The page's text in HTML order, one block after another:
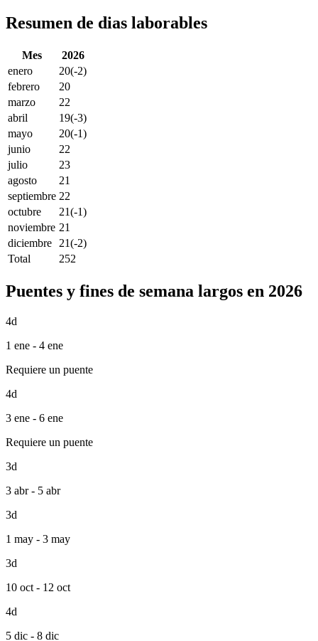
Resumen de dias laborables
Mes
2026
enero
20(-2)
febrero
20
marzo
22
abril
19(-3)
mayo
20(-1)
junio
22
julio
23
agosto
21
septiembre 22
octubre
21(-1)
noviembre 21
diciembre
21(-2)
Total
252
Puentes y fines de semana largos en 2026
4d
1 ene - 4 ene
Requiere un puente
4d
3 ene - 6 ene
Requiere un puente
3d
3 abr - 5 abr
3d
1 may - 3 may
3d
10 oct - 12 oct
4d
5 dic - 8 dic